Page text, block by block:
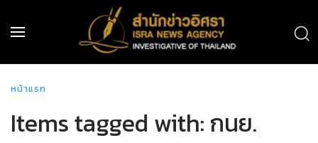
หน้าแรก
Items tagged with: กนย.